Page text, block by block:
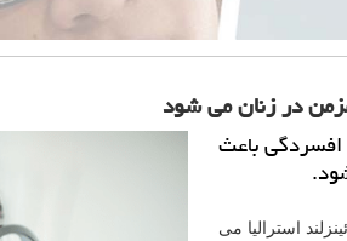
در زنان می شود
افسردگی باعث
استرالیا می